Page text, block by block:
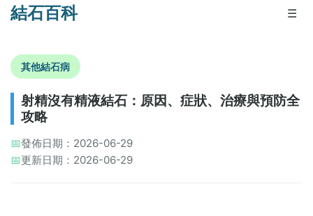
結石百科 ☰
其他結石病
射精沒有精液結石：原因、症狀、治療與預防全
攻略
📅發佈日期：2026-06-29
📅更新日期：2026-06-29